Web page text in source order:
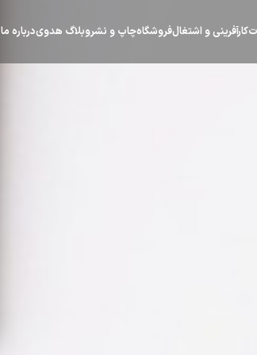
کارآفرینی و اشتغالفروشگاهچاپ و نشروبلاگ هدویدرباره ما